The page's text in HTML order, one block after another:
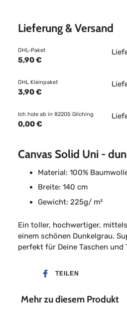
Lieferung & Versand
DHL-Paket
5,90 €
DHL Kleinpaket
3,90 €
Ich hole ab in 82205 Gilching
0,00 €
Canvas Solid Uni -
Material: 100%
Breite: 140 cm
Gewicht: 225g/ m²
Ein toller, hochwertiger,
einem schönen Dunkelgrau.
perfekt für Deine Taschen und
TEILEN
Mehr zu diesem Produkt